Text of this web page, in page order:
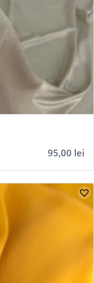
95,00 lei